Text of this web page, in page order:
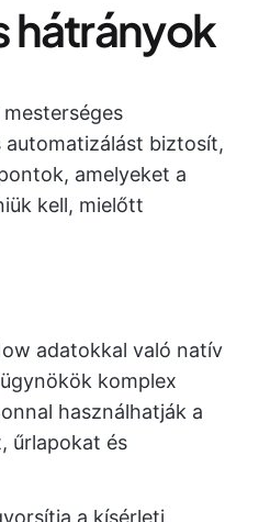
hátrányok
automatizálást biztosít,
amelyeket a
kell, mielőtt
adatokkal való natív
komplex
használhatják a
űrlapokat és
a kísérleti